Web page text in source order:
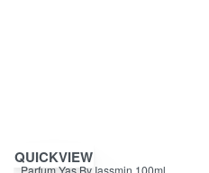
-27% OFF
QUICKVIEW
Evaluat la5.00din 5
Parfum Yas By Iassmin 100ml